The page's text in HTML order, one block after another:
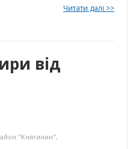
Читати далі >>
від
"Княгинин",